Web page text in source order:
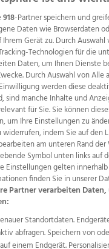
Mediadaten
Impressum
Ehrenkodex
des
di-mog-i.at OÖNow
918-Partner speichern und
Daten wie Browserdaten
Ihrem Gerät zu. Durch
Technologien für die
Daten, um Ihnen Dienste
Durch Auswahl von Alle
werden diese
sind manche Inhalte und
für Sie. Sie können
um Ihre Einstellungen zu
indem Sie auf den
am unteren Rand
Symbol unten links auf
Einstellungen gelten
finden Sie in unserer
Partner verarbeiten
Standortdaten.
abfragen. Speichern von
einem Endgerät.